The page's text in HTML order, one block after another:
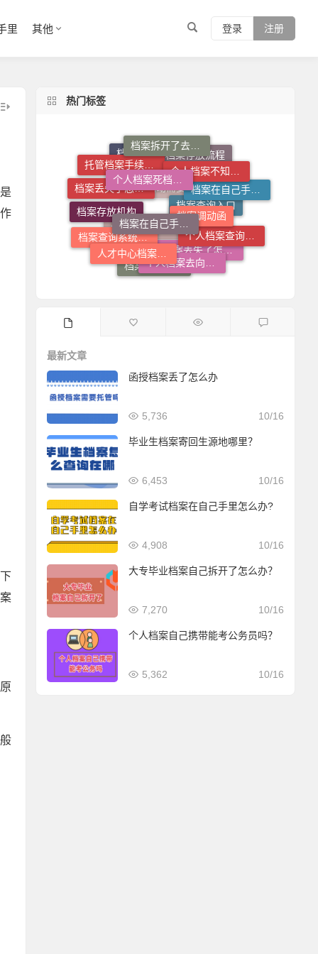
登录 注册
里 其他
热门标签
档案拆开了怎么补救
档案调动需要什么手续
档案查询入口
档案丢失了怎么补
档案托管流程
档案查询系统官网
档案丢失了怎么办
档案补办流程档案存放流程
档案在自己手里怎么办
个人档案查询系统
个人档案去向查询
人才中心档案接收流程
档案存放机构
托管档案手续如何办理
档案拆开了去哪里封
个人档案不知道在哪儿怎么查
档案调动函
档案在自己手里怎么放到人才市场
个人档案死档激活
最新文章
函授档案丢了怎么办
10/16
5,736
毕业生档案寄回生源地哪里？
10/16
6,453
自学考试档案在自己手里怎么办?
10/16
4,908
大专毕业档案自己拆开了怎么办？
10/16
7,270
个人档案自己携带能考公务员吗？
10/16
5,362